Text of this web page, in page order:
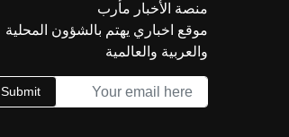
منصة الأخبار مأرب
موقع اخباري يهتم بالشؤون المحلية
والعربية والعالمية
Submit